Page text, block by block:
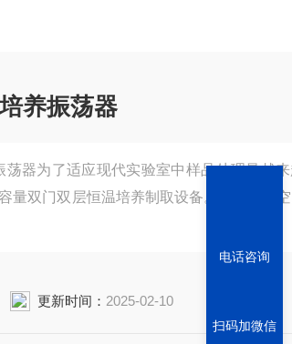
养振荡器
器为了适应现代实验室中样品处理量越
量双门双层恒温培养制取设备。具有腔体
更新时间： 2025-02-10
电话咨询
扫码加微信